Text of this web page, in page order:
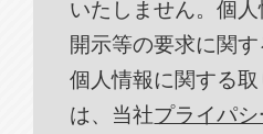
いたしません。個人
開示等の要求に関
個人情報に関する
は、当社プライパ